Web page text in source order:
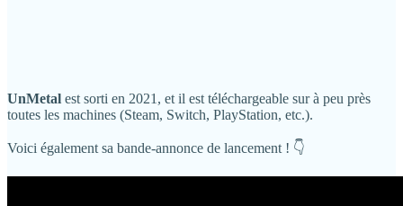
UnMetal est sorti en 2021, et il est téléchargeable sur à peu près
toutes les machines (Steam, Switch, PlayStation, etc.).
Voici également sa bande-annonce de lancement ! 👇